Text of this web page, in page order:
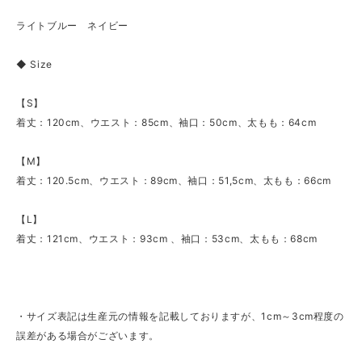
ライトブルー ネイビー
◆ Size
【S】
着丈：120cm、ウエスト：85cm、袖口：50cm、太もも：64cm
【M】
着丈：120.5cm、ウエスト：89cm、袖口：51,5cm、太もも：66cm
【L】
着丈：121cm、ウエスト：93cm 、袖口：53cm、太もも：68cm
・サイズ表記は生産元の情報を記載しておりますが、1cm～3cm程度の
誤差がある場合がございます。